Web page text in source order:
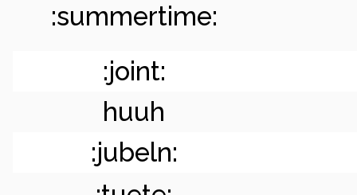
:summertime:
:joint:
huuh
:jubeln: